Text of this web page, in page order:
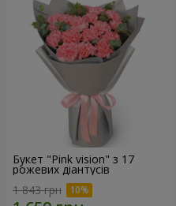
Букет "Pink vision" з 17
рожевих діантусів
1 843 грн